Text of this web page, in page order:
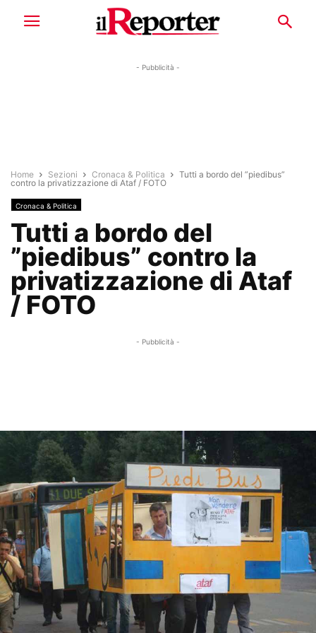
- Pubblicità -
Home Sezioni Cronaca & Politica
Tutti a bordo del ”piedibus”
contro la privatizzazione di Ataf / FOTO
Cronaca & Politica
Tutti a bordo del
”piedibus” contro la
privatizzazione di Ataf
/ FOTO
- Pubblicità -